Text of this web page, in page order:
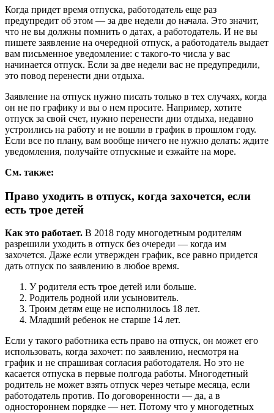
Когда придет время отпуска, работодатель еще раз
предупредит об этом — за две недели до начала. Это значит,
что не вы должны помнить о датах, а работодатель. И не вы
пишете заявление на очередной отпуск, а работодатель выдает
вам письменное уведомление: с такого-то числа у вас
начинается отпуск. Если за две недели вас не предупредили,
это повод перенести дни отдыха.
Заявление на отпуск нужно писать только в тех случаях, когда
он не по графику и вы о нем просите. Например, хотите
отпуск за свой счет, нужно перенести дни отдыха, недавно
устроились на работу и не вошли в график в прошлом году.
Если все по плану, вам вообще ничего не нужно делать: ждите
уведомления, получайте отпускные и езжайте на море.
См. также:
Право уходить в отпуск, когда захочется, если
есть трое детей
Как это работает. В 2018 году многодетным родителям
разрешили уходить в отпуск без очереди — когда им
захочется. Даже если утвержден график, все равно придется
дать отпуск по заявлению в любое время.
У родителя есть трое детей или больше.
Родитель родной или усыновитель.
Троим детям еще не исполнилось 18 лет.
Младший ребенок не старше 14 лет.
Если у такого работника есть право на отпуск, он может его
использовать, когда захочет: по заявлению, несмотря на
график и не спрашивая согласия работодателя. Но это не
касается отпуска в первые полгода работы. Многодетный
родитель не может взять отпуск через четыре месяца, если
работодатель против. По договоренности — да, а в
одностороннем порядке — нет. Потому что у многодетных